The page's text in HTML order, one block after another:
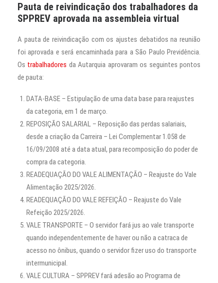
Pauta de reivindicação dos trabalhadores da
SPPREV aprovada na assembleia virtual
A pauta de reivindicação com os ajustes debatidos na reunião
foi aprovada e será encaminhada para a São Paulo Previdência.
Os trabalhadores da Autarquia aprovaram os seguintes pontos
de pauta:
DATA-BASE – Estipulação de uma data base para reajustes
da categoria, em 1 de março.
REPOSIÇÃO SALARIAL – Reposição das perdas salariais,
desde a criação da Carreira – Lei Complementar 1.058 de
16/09/2008 até a data atual, para recomposição do poder de
compra da categoria.
READEQUAÇÃO DO VALE ALIMENTAÇÃO – Reajuste do Vale
Alimentação 2025/2026.
READEQUAÇÃO DO VALE REFEIÇÃO – Reajuste do Vale
Refeição 2025/2026.
VALE TRANSPORTE – O servidor fará jus ao vale transporte
quando independentemente de haver ou não a catraca de
acesso no ônibus, quando o servidor fizer uso do transporte
intermunicipal.
VALE CULTURA – SPPREV fará adesão ao Programa de